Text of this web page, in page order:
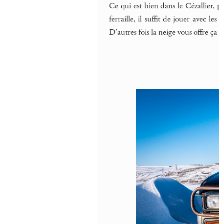
Ce qui est bien dans le Cézallier,
ferraille, il suffit de jouer avec
D’autres fois la neige vous offre